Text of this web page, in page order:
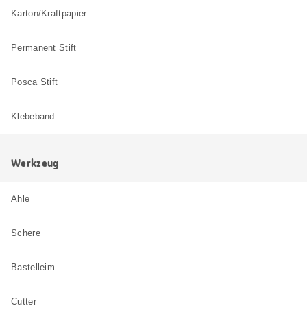
Karton/Kraftpapier
Permanent Stift
Posca Stift
Klebeband
Werkzeug
Ahle
Schere
Bastelleim
Cutter